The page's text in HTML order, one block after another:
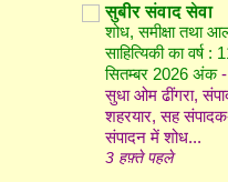
सुबीर संवाद सेवा
शोध, समीक्षा तथा
साहित्यिकी का
सितम्बर 2026 अंक
सुधा ओम ढींगरा,
शहरयार, सह
संपादन में शोध...
3 हफ़्ते पहले